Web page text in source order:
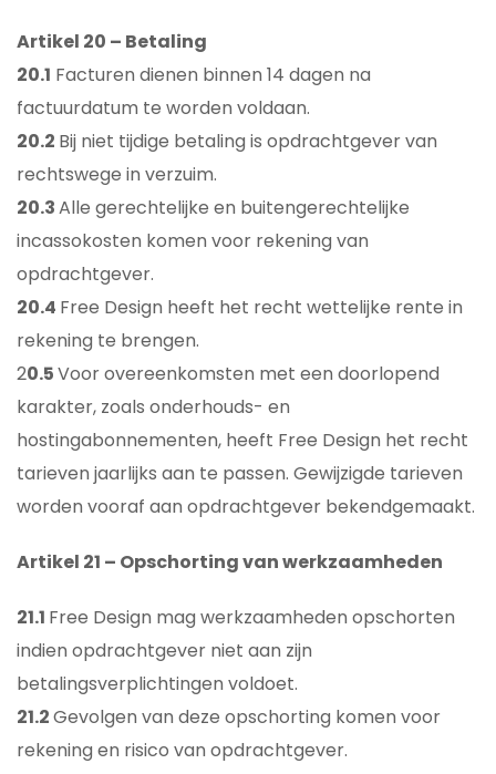
Artikel 20 – Betaling
20.1 Facturen dienen binnen 14 dagen na
factuurdatum te worden voldaan.
20.2 Bij niet tijdige betaling is opdrachtgever van
rechtswege in verzuim.
20.3Alle gerechtelijke en buitengerechtelijke
incassokosten komen voor rekening van
opdrachtgever.
20.4 Free Design heeft het recht wettelijke rente in
rekening te brengen.
20.5Voor overeenkomsten met een doorlopend
karakter, zoals onderhouds- en
hostingabonnementen, heeft Free Design het recht
tarieven jaarlijks aan te passen. Gewijzigde tarieven
worden vooraf aan opdrachtgever bekendgemaakt.
Artikel 21 – Opschorting van werkzaamheden
21.1 Free Design mag werkzaamheden opschorten
indien opdrachtgever niet aan zijn
betalingsverplichtingen voldoet.
21.2Gevolgen van deze opschorting komen voor
rekening en risico van opdrachtgever.